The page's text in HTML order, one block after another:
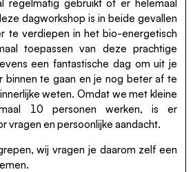
regelmatig gebruikt of er helemaal
dagworkshop is in beide gevallen
te verdiepen in het bio-energetisch
toepassen van deze prachtige
een fantastische dag om uit je
binnen te gaan en je nog beter af te
weten. Omdat we met kleine
10 personen werken, is er
vragen en persoonlijke aandacht.
wij vragen je daarom zelf een